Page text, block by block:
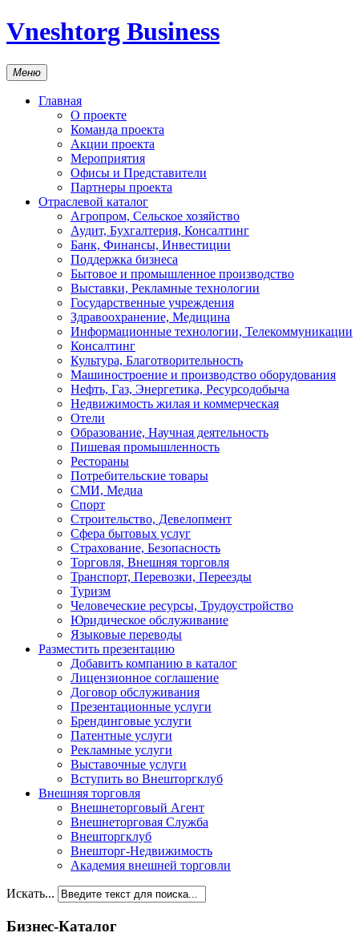
Vneshtorg Business
Меню
Главная
О проекте
Команда проекта
Акции проекта
Мероприятия
Офисы и Представители
Партнеры проекта
Отраслевой каталог
Агропром, Сельское хозяйство
Аудит, Бухгалтерия, Консалтинг
Банк, Финансы, Инвестиции
Поддержка бизнеса
Бытовое и промышленное производство
Выставки, Рекламные технологии
Государственные учреждения
Здравоохранение, Медицина
Информационные технологии, Телекоммуникации
Консалтинг
Культура, Благотворительность
Машиностроение и производство оборудования
Нефть, Газ, Энергетика, Ресурсодобыча
Недвижимость жилая и коммерческая
Отели
Образование, Научная деятельность
Пишевая промышленность
Рестораны
Потребительские товары
СМИ, Медиа
Спорт
Строительство, Девелопмент
Сфера бытовых услуг
Страхование, Безопасность
Торговля, Внешняя торговля
Транспорт, Перевозки, Переезды
Туризм
Человеческие ресурсы, Трудоустройство
Юридическое обслуживание
Языковые переводы
Разместить презентацию
Добавить компанию в каталог
Лицензионное соглашение
Договор обслуживания
Презентационные услуги
Брендинговые услуги
Патентные услуги
Рекламные услуги
Выставочные услуги
Вступить во Внешторгклуб
Внешняя торговля
Внешнеторговый Агент
Внешнеторговая Служба
Внешторгклуб
Внешторг-Недвижимость
Академия внешней торговли
Искать...
Бизнес-Каталог